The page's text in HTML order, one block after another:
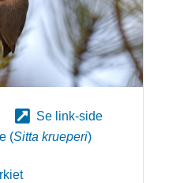
Se link-side
(Sitta krueperi)